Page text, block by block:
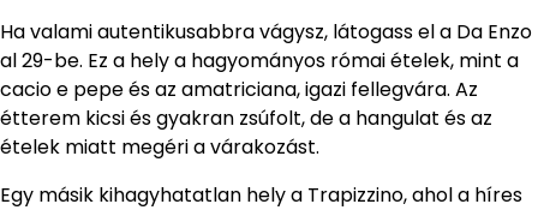
Ha valami autentikusabbra vágysz, látogass el a Da Enzo
al 29-be. Ez a hely a hagyományos római ételek, mint a
cacio e pepe és az amatriciana, igazi fellegvára. Az
étterem kicsi és gyakran zsúfolt, de a hangulat és az
ételek miatt megéri a várakozást.
Egy másik kihagyhatatlan hely a Trapizzino, ahol a híres